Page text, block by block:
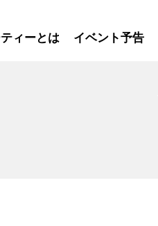
ィーとは イベント予告